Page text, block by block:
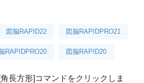
図脳RAPID22 図脳RAPIDPRO21
RAPIDPRO20 図脳RAPID20
長方形]コマンドをクリックしま